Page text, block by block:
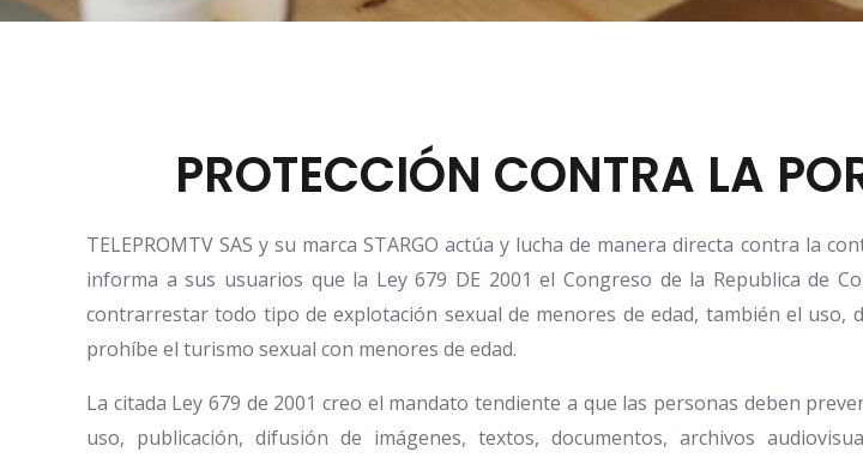
PROTECCIÓN CONTRA LA
TELEPROMTV SAS y su marca STARGO actúa y lucha de manera directa contra la
informa a sus usuarios que la Ley 679 DE 2001 el Congreso de la Republica de
contrarrestar todo tipo de explotación sexual de menores de edad, también el
prohíbe el turismo sexual con menores de edad.
La citada Ley 679 de 2001 creo el mandato tendiente a que las personas deben
uso, publicación, difusión de imágenes, textos, documentos, archivos